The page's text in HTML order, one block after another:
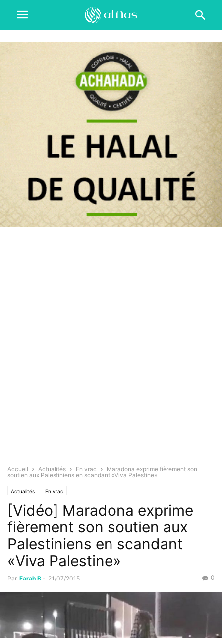
Accueil Actualités En vrac
Maradona exprime fièrement son
soutien aux Palestiniens en scandant «Viva Palestine»
Actualités En vrac
[Vidéo] Maradona exprime
fièrement son soutien aux
Palestiniens en scandant
«Viva Palestine»
Par Farah B - 21/07/2015 0